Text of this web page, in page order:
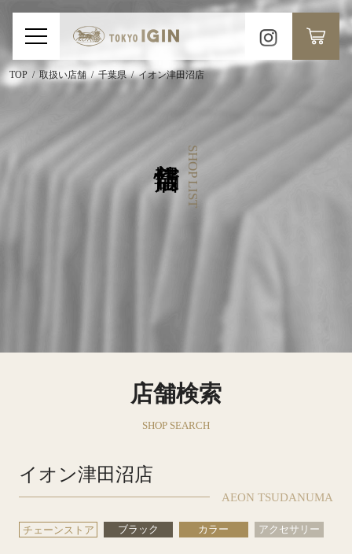
SHOP LIST
TOP 取扱い店舗 千葉県 イオン津田沼店
店舗検索
SHOP SEARCH
イオン津田沼店
AEON TSUDANUMA
チェーンストア ブラック カラー アクセサリー